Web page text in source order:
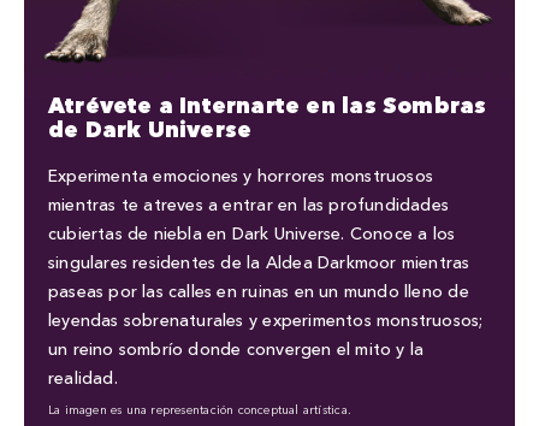
Atrévete a Internarte en las Sombras
de Dark Universe
Experimenta emociones y horrores monstruosos
mientras te atreves a entrar en las profundidades
cubiertas de niebla en Dark Universe. Conoce a los
singulares residentes de la Aldea Darkmoor mientras
paseas por las calles en ruinas en un mundo lleno de
leyendas sobrenaturales y experimentos monstruosos;
un reino sombrío donde convergen el mito y la
realidad.
La imagen es una representación conceptual artística.